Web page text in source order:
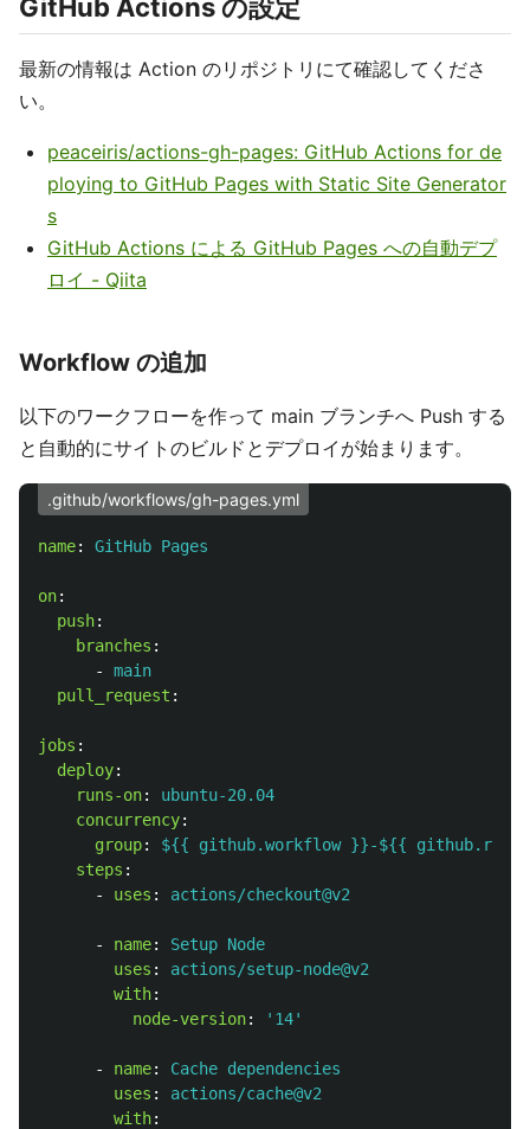
GitHub Actions の設定
最新の情報は Action のリポジトリにて確認してくださ
い。
peaceiris/actions-gh-pages: GitHub Actions for de
ploying to GitHub Pages with Static Site Generator
s
GitHub Actions による GitHub Pages への自動デプ
ロイ - Qiita
Workflow の追加
以下のワークフローを作って main ブランチへ Push する
と自動的にサイトのビルドとデプロイが始まります。
.github/workflows/gh-pages.yml
name: GitHub Pages
on:
push:
branches :
-
main
pull_request :
jobs :
deploy:
runs-on:
ubuntu-20.04
concurrency:
group:
${{ github.workflow }}-${{ github.ref
steps :
-
uses : actions/checkout@v2
- name:
Setup Node
uses :
actions/setup-node@v2
with:
node-version: ' 14'
- name:
Cache dependencies
uses :
actions/cache@v2
with: